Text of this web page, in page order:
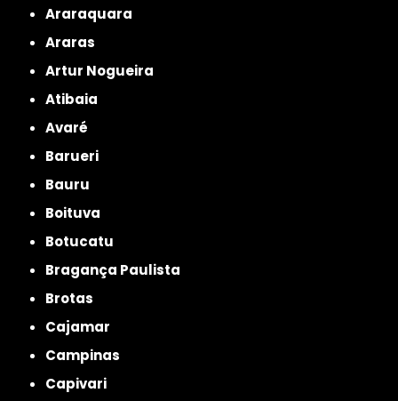
Araraquara
Araras
Artur Nogueira
Atibaia
Avaré
Barueri
Bauru
Boituva
Botucatu
Bragança Paulista
Brotas
Cajamar
Campinas
Capivari